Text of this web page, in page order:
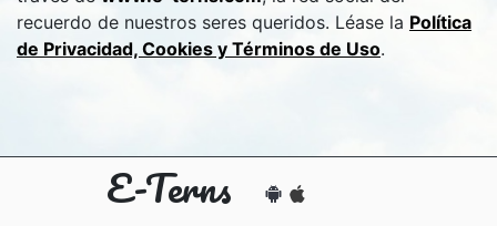
recuerdo de nuestros seres queridos. Léase la Política
de Privacidad, Cookies y Términos de Uso.
E-Terns